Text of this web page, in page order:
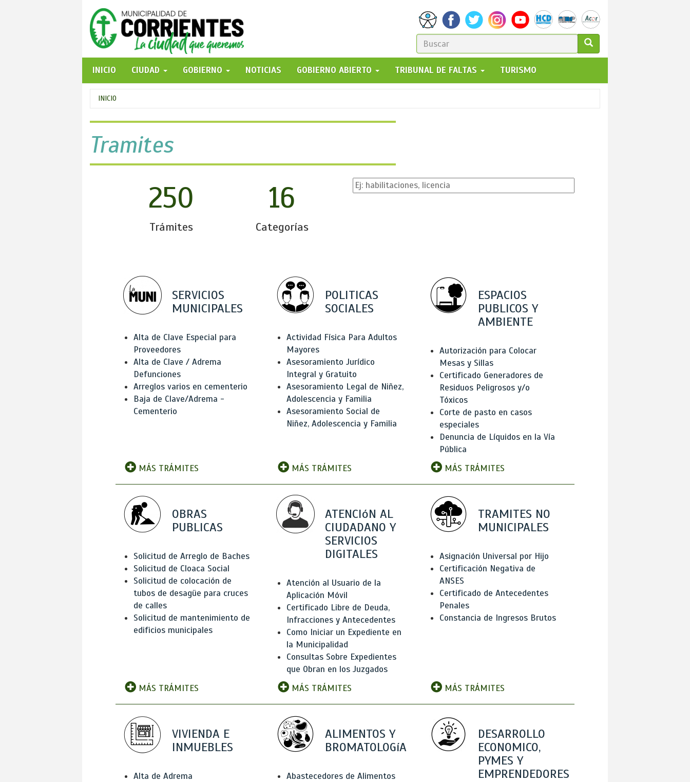
FORMULARIO
DE
BÚSQUEDA
GO!
INICIO
CIUDAD GOBIERNO NOTICIAS GOBIERNO ABIERTO TRIBUNAL DE FALTAS TURISMO
Se
encuentra
usted
aquí
INICIO
Tramites
250
Trámites
16
Categorías
SERVICIOS
MUNICIPALES
Alta de Clave Especial para
Proveedores
Alta de Clave / Adrema
Defunciones
Arreglos varios en cementerio
Baja de Clave/Adrema -
Cementerio
MÁS TRÁMITES
POLITICAS
SOCIALES
Actividad Física Para Adultos
Mayores
Asesoramiento Jurídico
Integral y Gratuito
Asesoramiento Legal de Niñez,
Adolescencia y Familia
Asesoramiento Social de
Niñez, Adolescencia y Familia
MÁS TRÁMITES
ESPACIOS
PUBLICOS Y
AMBIENTE
Autorización para Colocar
Mesas y Sillas
Certificado Generadores de
Residuos Peligrosos y/o
Tóxicos
Corte de pasto en casos
especiales
Denuncia de Líquidos en la Vía
Pública
MÁS TRÁMITES
OBRAS
PUBLICAS
Solicitud de Arreglo de Baches
Solicitud de Cloaca Social
Solicitud de colocación de
tubos de desagüe para cruces
de calles
Solicitud de mantenimiento de
edificios municipales
MÁS TRÁMITES
ATENCIóN AL
CIUDADANO Y
SERVICIOS
DIGITALES
Atención al Usuario de la
Aplicación Móvil
Certificado Libre de Deuda,
Infracciones y Antecedentes
Como Iniciar un Expediente en
la Municipalidad
Consultas Sobre Expedientes
que Obran en los Juzgados
MÁS TRÁMITES
TRAMITES NO
MUNICIPALES
Asignación Universal por Hijo
Certificación Negativa de
ANSES
Certificado de Antecedentes
Penales
Constancia de Ingresos Brutos
MÁS TRÁMITES
VIVIENDA E
INMUEBLES
Alta de Adrema
ALIMENTOS Y
BROMATOLOGíA
Abastecedores de Alimentos
DESARROLLO
ECONOMICO,
PYMES Y
EMPRENDEDORES